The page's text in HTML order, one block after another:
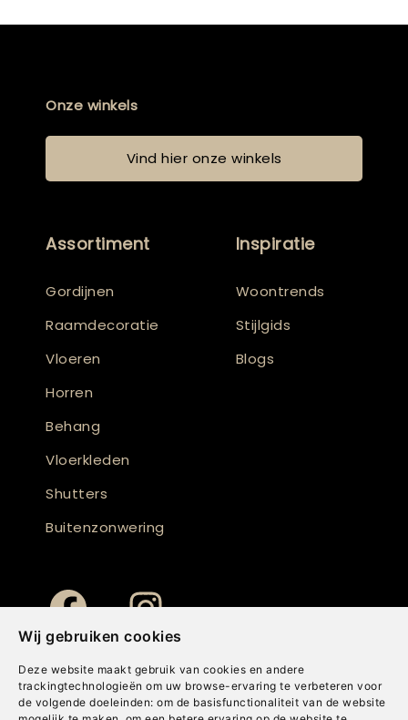
Wij gebruiken cookies
Deze website maakt gebruik van cookies en andere
trackingtechnologieën om uw browse-ervaring te verbeteren voor
de volgende doeleinden: om de basisfunctionaliteit van de website
Onze winkels
Vind hier onze winkels
Assortiment
Gordijnen
Raamdecoratie
Vloeren
Horren
Behang
Vloerkleden
Shutters
Buitenzonwering
Inspiratie
Woontrends
Stijlgids
Blogs